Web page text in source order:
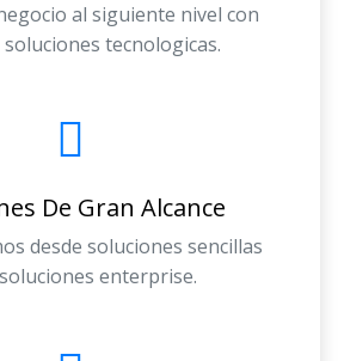
al siguiente nivel con
tecnologicas.
De Gran Alcance
desde soluciones sencillas
enterprise.